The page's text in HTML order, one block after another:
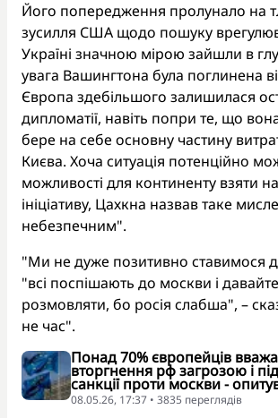
Його попередження пролунало на
зусилля США щодо пошуку
Україні значною мірою зайшли в
увага Вашингтона була поглинена
Європа здебільшого залишилася
дипломатії, навіть попри те, що
бере на себе основну частину
Києва. Хоча ситуація потенційно
можливості для континенту взяти
ініціативу, Цахкна назвав таке
небезпечним".
"Ми не дуже позитивно ставимося
"всі поспішають до москви і
розмовляти, бо росія слабша", –
не час".
Понад 70% європейців
вторгнення рф загрозою і
санкції проти москви -
08.05.26, 17:37 • 3835 переглядiв